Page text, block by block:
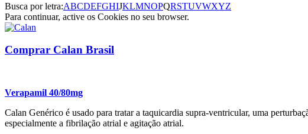
Busca por letra:ABCDEFGHIJKLMNOPQRSTUVWXYZ
Para continuar, active os Cookies no seu browser.
Comprar Calan Brasil
Verapamil 40/80mg
Calan Genérico é usado para tratar a taquicardia supra-ventricular, uma
especialmente a fibrilação atrial e agitação atrial.